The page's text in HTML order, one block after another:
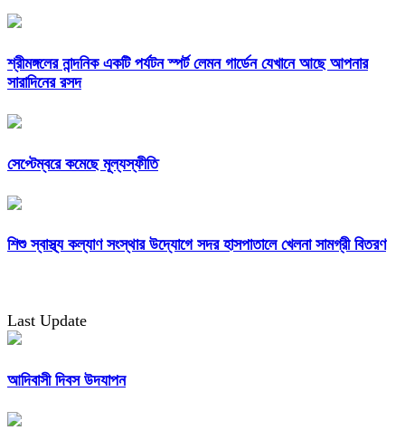
শ্রীমঙ্গলের নান্দনিক একটি পর্যটন স্পর্ট লেমন গার্ডেন যেখানে আছে আপনার
সারাদিনের রসদ
সেপ্টেম্বরে কমেছে মূল্যস্ফীতি
শিশু স্বাস্থ্য কল্যাণ সংস্থার উদ্যোগে সদর হাসপাতালে খেলনা সামগ্রী বিতরণ
Last Update
আদিবাসী দিবস উদযাপন